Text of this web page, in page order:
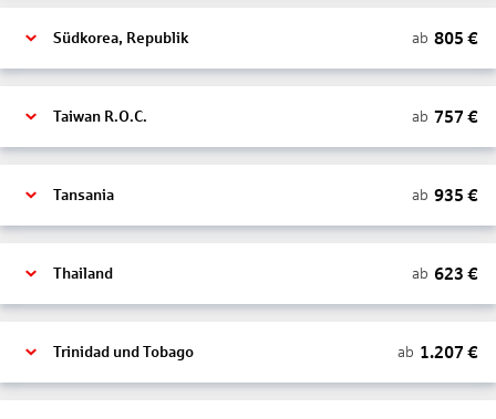
Südkorea, Republik ab 805 €
Taiwan R.O.C. ab 757 €
Tansania ab 935 €
Thailand ab 623 €
Trinidad und Tobago ab 1.207 €